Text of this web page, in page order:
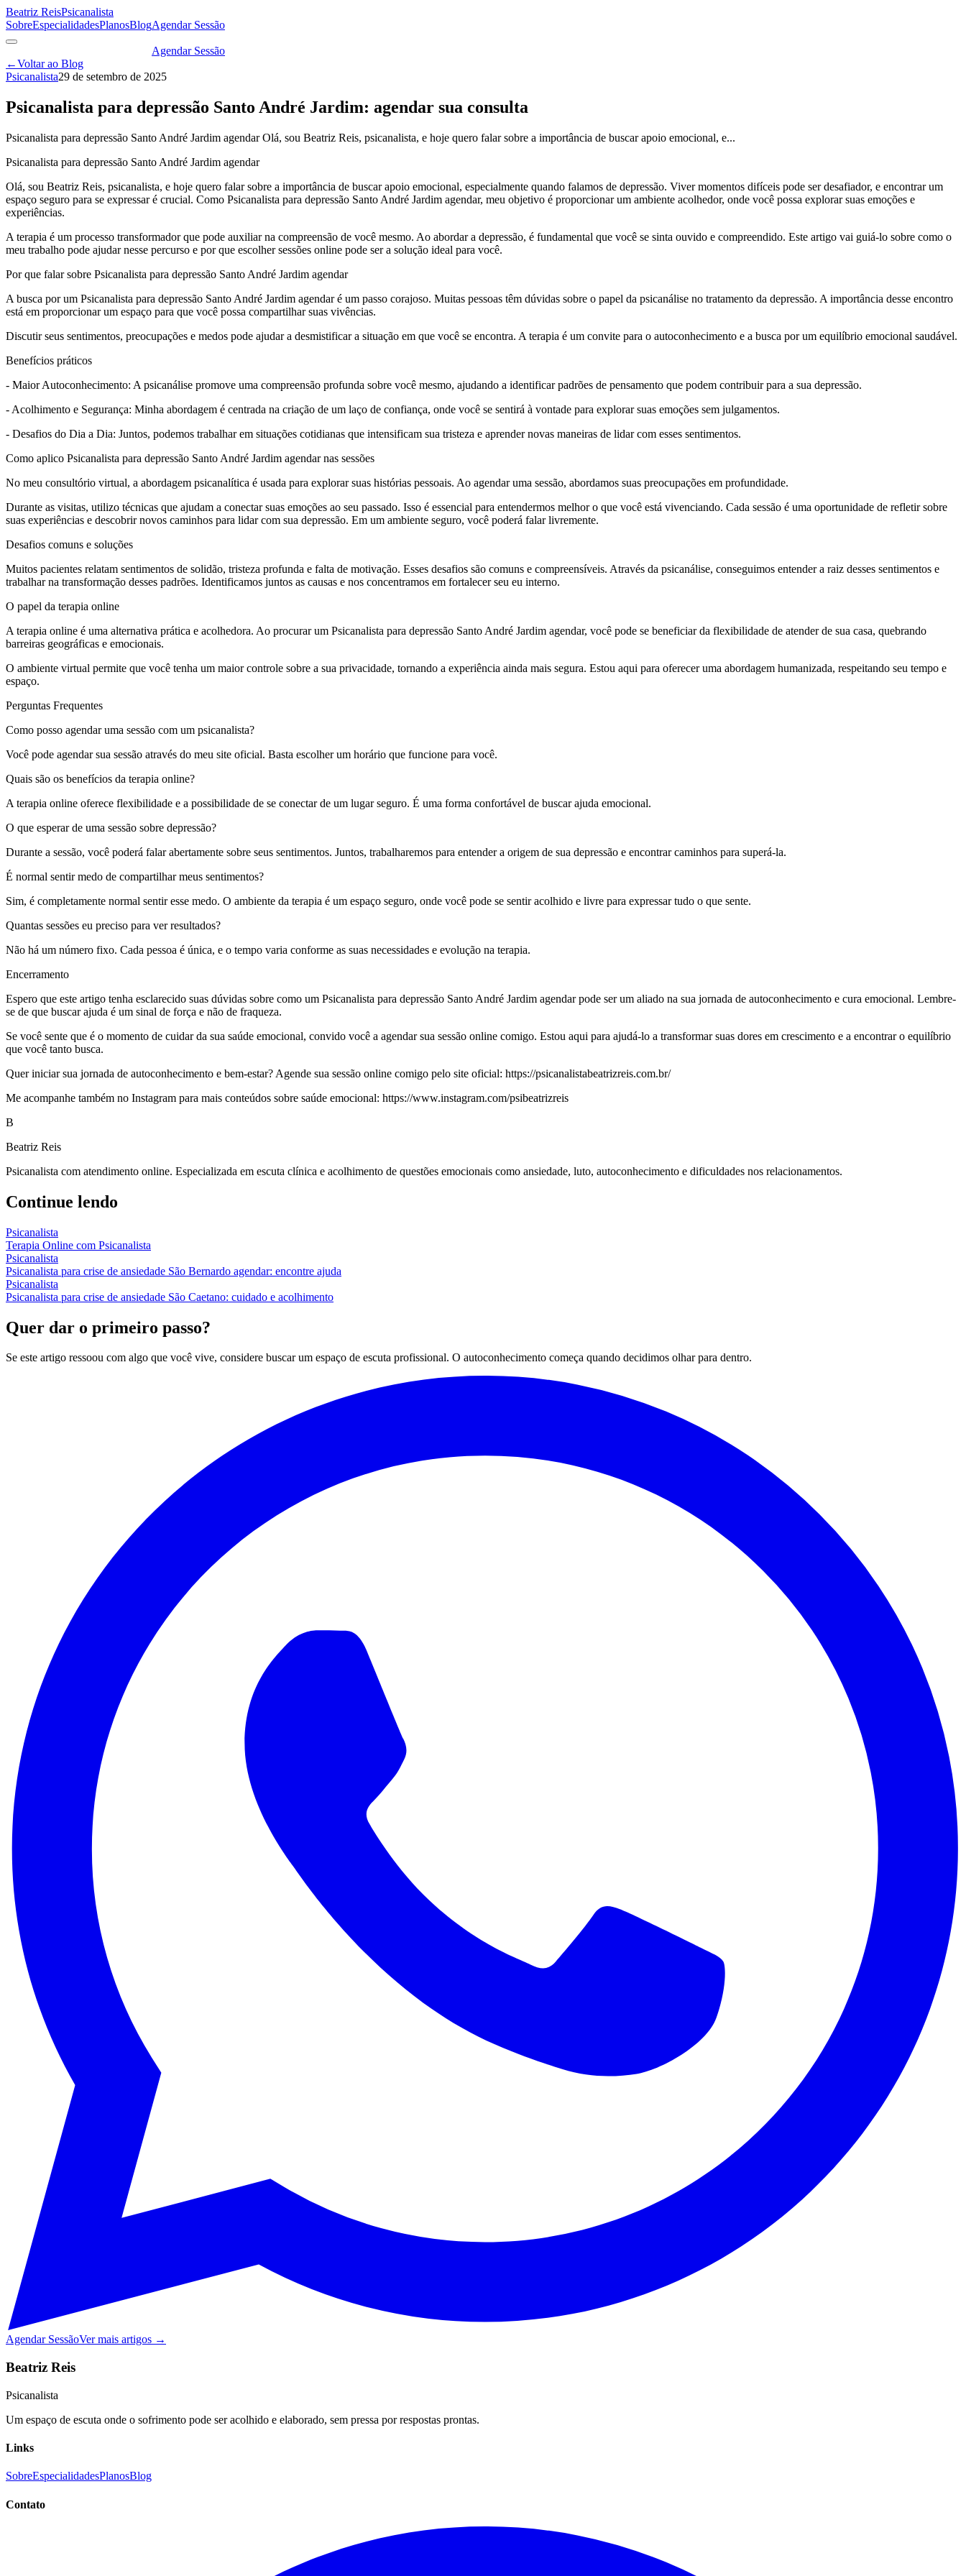
Beatriz ReisPsicanalista
SobreEspecialidadesPlanosBlogAgendar Sessão
Agendar Sessão
←Voltar ao Blog
Psicanalista29 de setembro de 2025
Psicanalista para depressão Santo André Jardim: agendar sua consulta
Psicanalista para depressão Santo André Jardim agendar Olá, sou Beatriz Reis, psicanalista, e hoje quero falar sobre a importância de buscar apoio emocional, e...
Psicanalista para depressão Santo André Jardim agendar
Olá, sou Beatriz Reis, psicanalista, e hoje quero falar sobre a importância de buscar apoio emocional, especialmente quando falamos de depressão. Viver momentos difíceis pode ser desafiador, e encontrar um
espaço seguro para se expressar é crucial. Como Psicanalista para depressão Santo André Jardim agendar, meu objetivo é proporcionar um ambiente acolhedor, onde você possa explorar suas emoções e
experiências.
A terapia é um processo transformador que pode auxiliar na compreensão de você mesmo. Ao abordar a depressão, é fundamental que você se sinta ouvido e compreendido. Este artigo vai guiá-lo sobre como o
meu trabalho pode ajudar nesse percurso e por que escolher sessões online pode ser a solução ideal para você.
Por que falar sobre Psicanalista para depressão Santo André Jardim agendar
A busca por um Psicanalista para depressão Santo André Jardim agendar é um passo corajoso. Muitas pessoas têm dúvidas sobre o papel da psicanálise no tratamento da depressão. A importância desse encontro
está em proporcionar um espaço para que você possa compartilhar suas vivências.
Discutir seus sentimentos, preocupações e medos pode ajudar a desmistificar a situação em que você se encontra. A terapia é um convite para o autoconhecimento e a busca por um equilíbrio emocional saudável.
Benefícios práticos
- Maior Autoconhecimento: A psicanálise promove uma compreensão profunda sobre você mesmo, ajudando a identificar padrões de pensamento que podem contribuir para a sua depressão.
- Acolhimento e Segurança: Minha abordagem é centrada na criação de um laço de confiança, onde você se sentirá à vontade para explorar suas emoções sem julgamentos.
- Desafios do Dia a Dia: Juntos, podemos trabalhar em situações cotidianas que intensificam sua tristeza e aprender novas maneiras de lidar com esses sentimentos.
Como aplico Psicanalista para depressão Santo André Jardim agendar nas sessões
No meu consultório virtual, a abordagem psicanalítica é usada para explorar suas histórias pessoais. Ao agendar uma sessão, abordamos suas preocupações em profundidade.
Durante as visitas, utilizo técnicas que ajudam a conectar suas emoções ao seu passado. Isso é essencial para entendermos melhor o que você está vivenciando. Cada sessão é uma oportunidade de refletir sobre
suas experiências e descobrir novos caminhos para lidar com sua depressão. Em um ambiente seguro, você poderá falar livremente.
Desafios comuns e soluções
Muitos pacientes relatam sentimentos de solidão, tristeza profunda e falta de motivação. Esses desafios são comuns e compreensíveis. Através da psicanálise, conseguimos entender a raiz desses sentimentos e
trabalhar na transformação desses padrões. Identificamos juntos as causas e nos concentramos em fortalecer seu eu interno.
O papel da terapia online
A terapia online é uma alternativa prática e acolhedora. Ao procurar um Psicanalista para depressão Santo André Jardim agendar, você pode se beneficiar da flexibilidade de atender de sua casa, quebrando
barreiras geográficas e emocionais.
O ambiente virtual permite que você tenha um maior controle sobre a sua privacidade, tornando a experiência ainda mais segura. Estou aqui para oferecer uma abordagem humanizada, respeitando seu tempo e
espaço.
Perguntas Frequentes
Como posso agendar uma sessão com um psicanalista?
Você pode agendar sua sessão através do meu site oficial. Basta escolher um horário que funcione para você.
Quais são os benefícios da terapia online?
A terapia online oferece flexibilidade e a possibilidade de se conectar de um lugar seguro. É uma forma confortável de buscar ajuda emocional.
O que esperar de uma sessão sobre depressão?
Durante a sessão, você poderá falar abertamente sobre seus sentimentos. Juntos, trabalharemos para entender a origem de sua depressão e encontrar caminhos para superá-la.
É normal sentir medo de compartilhar meus sentimentos?
Sim, é completamente normal sentir esse medo. O ambiente da terapia é um espaço seguro, onde você pode se sentir acolhido e livre para expressar tudo o que sente.
Quantas sessões eu preciso para ver resultados?
Não há um número fixo. Cada pessoa é única, e o tempo varia conforme as suas necessidades e evolução na terapia.
Encerramento
Espero que este artigo tenha esclarecido suas dúvidas sobre como um Psicanalista para depressão Santo André Jardim agendar pode ser um aliado na sua jornada de autoconhecimento e cura emocional. Lembre-
se de que buscar ajuda é um sinal de força e não de fraqueza.
Se você sente que é o momento de cuidar da sua saúde emocional, convido você a agendar sua sessão online comigo. Estou aqui para ajudá-lo a transformar suas dores em crescimento e a encontrar o equilíbrio
que você tanto busca.
Quer iniciar sua jornada de autoconhecimento e bem-estar? Agende sua sessão online comigo pelo site oficial: https://psicanalistabeatrizreis.com.br/
Me acompanhe também no Instagram para mais conteúdos sobre saúde emocional: https://www.instagram.com/psibeatrizreis
B
Beatriz Reis
Psicanalista com atendimento online. Especializada em escuta clínica e acolhimento de questões emocionais como ansiedade, luto, autoconhecimento e dificuldades nos relacionamentos.
Continue lendo
Psicanalista
Terapia Online com Psicanalista
Psicanalista
Psicanalista para crise de ansiedade São Bernardo agendar: encontre ajuda
Psicanalista
Psicanalista para crise de ansiedade São Caetano: cuidado e acolhimento
Quer dar o primeiro passo?
Se este artigo ressoou com algo que você vive, considere buscar um espaço de escuta profissional. O autoconhecimento começa quando decidimos olhar para dentro.
Agendar SessãoVer mais artigos →
Beatriz Reis
Psicanalista
Um espaço de escuta onde o sofrimento pode ser acolhido e elaborado, sem pressa por respostas prontas.
Links
SobreEspecialidadesPlanosBlog
Contato